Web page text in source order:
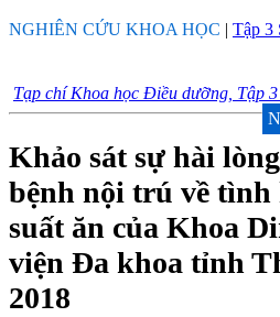
NGHIÊN CỨU KHOA HỌC | Tập 3
Tạp chí Khoa học Điều dưỡng, Tập 3
Khảo sát sự hài
bệnh nội trú về tình
suất ăn của Khoa
viện Đa khoa tỉnh
2018